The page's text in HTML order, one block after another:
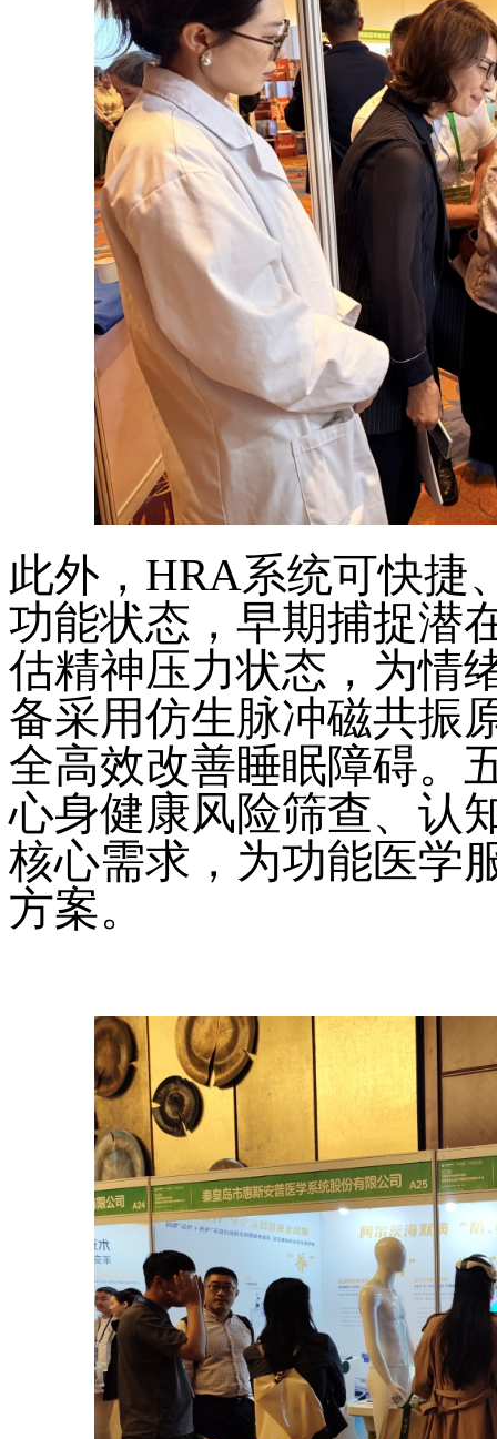
此外， HRA系统可快捷
功能状态，早期捕捉潜
估精神压力状态，为情
备采用仿生脉冲磁共振
全高效改善睡眠障碍。
心身健康风险筛查、认
核心需求，为功能医学
方案。